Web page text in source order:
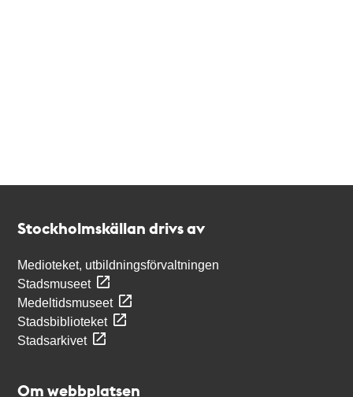
Stockholmskällan drivs av
Medioteket, utbildningsförvaltningen
Stadsmuseet
Medeltidsmuseet
Stadsbiblioteket
Stadsarkivet
Om webbplatsen